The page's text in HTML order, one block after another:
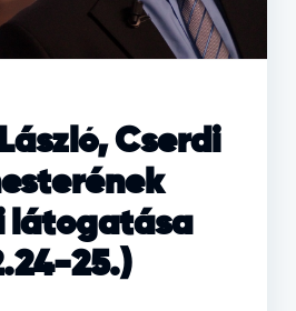
Cserdi
látogatása
25.)